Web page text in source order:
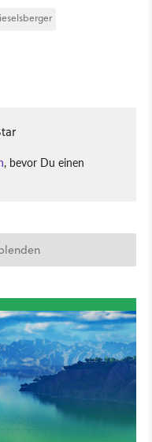
, bevor Du einen